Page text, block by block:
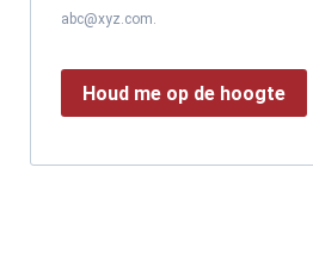
abc@xyz.com.
Houd me op de hoogte